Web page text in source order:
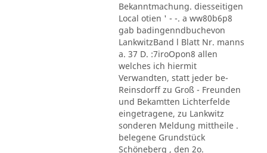
Bekanntmachung. diesseitigen
Local otien ' - -. a ww80b6p8
gab badingenndbuchevon
LankwitzBand l Blatt Nr. manns
a. 37 D. :7iroOpon8 allen
welches ich hiermit
Verwandten, statt jeder be-
Reinsdorff zu Groß - Freunden
und Bekamtten Lichterfelde
eingetragene, zu Lankwitz
sonderen Meldung mittheile .
belegene Grundstück
Schöneberg , den 2o.